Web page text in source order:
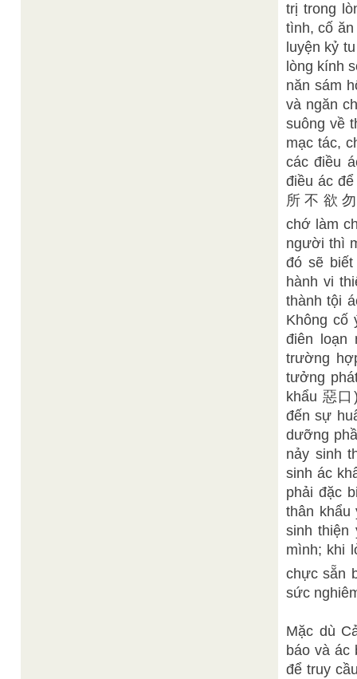
trị trong
tình, cố
luyện kỷ
lòng kính
năn sám
và ngăn
suông về
mạc tác,
các điều
điều ác
所 不 欲
chớ làm
người thì
đó sẽ
hành vi
thành tội
Không cố
điên loạn
trường
tưởng
khẩu 惡
đến sự
dưỡng
nảy sinh
sinh ác
phải đặc
thân khẩu
sinh thiện
mình; khi
chực sẵn
sức
Mặc dù
báo và ác
để truy